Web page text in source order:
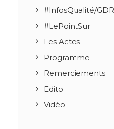
#InfosQualité/GDR
#LePointSur
Les Actes
Programme
Remerciements
Edito
Vidéo